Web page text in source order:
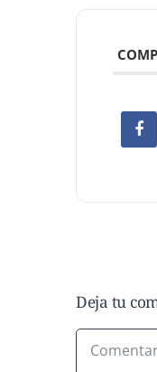
Deja tu
Comentar